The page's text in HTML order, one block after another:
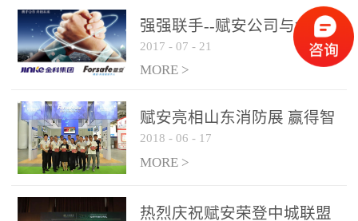
是针对这种高大空间建筑
物的消防设施、设备通过
现场图像的实时获取、预
处理和特征提取分析，实
现火焰的跟踪和识别。能
更早的进行预警，达到早
报早防的效果。 系统构
成示意图： 图像型火灾
和监控端两大部分组成。
强强联手--赋安公司与金科
集团达成战略合作协议
2017 - 07 - 21
MORE >
赋安亮相山东消防展 赢得智
慧消防新荣耀
2018 - 06 - 17
MORE >
热烈庆祝赋安荣登中城联盟